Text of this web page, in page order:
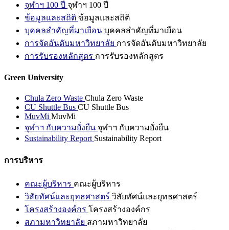
จุฬาฯ 100 ปี จุฬาฯ 100 ปี
ข้อมูลและสถิติ ข้อมูลและสถิติ
บุคคลสำคัญที่มาเยือน บุคคลสำคัญที่มาเยือน
การจัดอันดับมหาวิทยาลัย การจัดอันดับมหาวิทยาลัย
การรับรองหลักสูตร การรับรองหลักสูตร
Green University
Chula Zero Waste Chula Zero Waste
CU Shuttle Bus CU Shuttle Bus
MuvMi MuvMi
จุฬาฯ กับความยั่งยืน จุฬาฯ กับความยั่งยืน
Sustainability Report Sustainability Report
การบริหาร
คณะผู้บริหาร คณะผู้บริหาร
วิสัยทัศน์และยุทธศาสตร์ วิสัยทัศน์และยุทธศาสตร์
โครงสร้างองค์กร โครงสร้างองค์กร
สภามหาวิทยาลัย สภามหาวิทยาลัย